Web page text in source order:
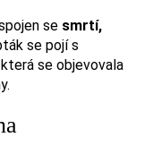
se smrtí,
se pojí s
která se objevovala